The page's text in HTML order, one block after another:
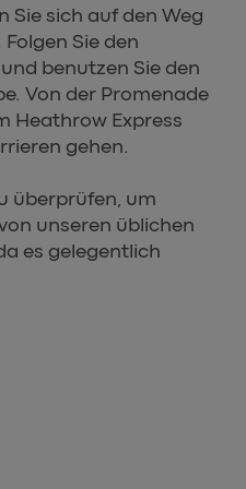
Sie sich auf den Weg
Sie den
benutzen Sie den
Von der Promenade
Heathrow Express
gehen.
überprüfen, um
unseren üblichen
es gelegentlich